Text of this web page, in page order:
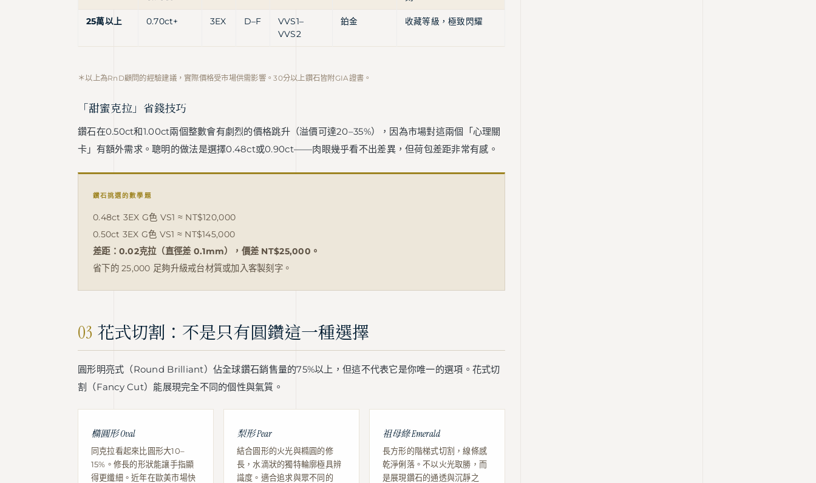
25萬以上 0.70ct+ 3EX D–F
VVS1–
VVS2
鉑金 收藏等級，極致閃耀
＊以上為RnD顧問的經驗建議，實際價格受市場供需影響。30分以上鑽石皆附GIA證書。
「甜蜜克拉」省錢技巧
鑽石在0.50ct和1.00ct兩個整數會有劇烈的價格跳升（溢價可達20–35%），因為市場對這兩個「心理關
卡」有額外需求。聰明的做法是選擇0.48ct或0.90ct——肉眼幾乎看不出差異，但荷包差距非常有感。
鑽石挑選的數學題
0.48ct 3EX G色 VS1 ≈ NT$120,000
0.50ct 3EX G色 VS1 ≈ NT$145,000
差距：0.02克拉（直徑差 0.1mm），價差 NT$25,000。
省下的 25,000 足夠升級戒台材質或加入客製刻字。
03 花式切割：不是只有圓鑽這一種選擇
圓形明亮式（Round Brilliant）佔全球鑽石銷售量的75%以上，但這不代表它是你唯一的選項。花式切
割（Fancy Cut）能展現完全不同的個性與氣質。
橢圓形 Oval
同克拉看起來比圓形大10–
15%。修長的形狀能讓手指顯
得更纖細。近年在歐美市場快
梨形 Pear
結合圓形的火光與橢圓的修
長，水滴狀的獨特輪廓極具辨
識度。適合追求與眾不同的
祖母綠 Emerald
長方形的階梯式切割，線條感
乾淨俐落。不以火光取勝，而
是展現鑽石的通透與沉靜之